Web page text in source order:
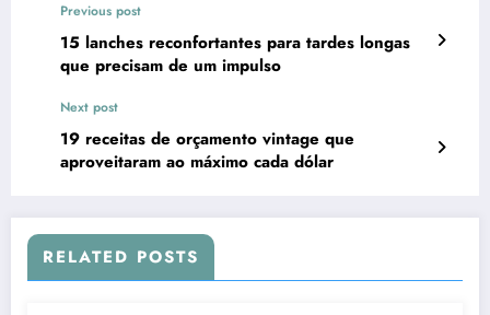
Previous post
15 lanches reconfortantes para tardes longas
que precisam de um impulso
Next post
19 receitas de orçamento vintage que
aproveitaram ao máximo cada dólar
RELATED POSTS